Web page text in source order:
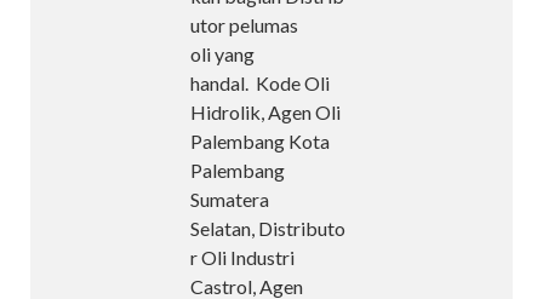
utor pelumas
oli yang
handal. Kode Oli
Hidrolik, Agen Oli
Palembang Kota
Palembang
Sumatera
Selatan, Distributo
r Oli Industri
Castrol, Agen